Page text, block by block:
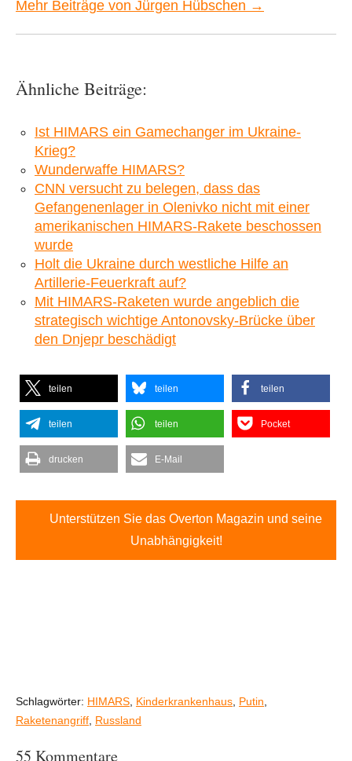
Mehr Beiträge von Jürgen Hübschen →
Ähnliche Beiträge:
Ist HIMARS ein Gamechanger im Ukraine-
Krieg?
Wunderwaffe HIMARS?
CNN versucht zu belegen, dass das
Gefangenenlager in Olenivko nicht mit einer
amerikanischen HIMARS-Rakete beschossen
wurde
Holt die Ukraine durch westliche Hilfe an
Artillerie-Feuerkraft auf?
Mit HIMARS-Raketen wurde angeblich die
strategisch wichtige Antonovsky-Brücke über
den Dnjepr beschädigt
teilen teilen teilen
teilen teilen Pocket
drucken E-Mail
Unterstützen Sie das Overton Magazin und seine
Unabhängigkeit!
Schlagwörter: HIMARS, Kinderkrankenhaus, Putin,
Raketenangriff, Russland
55 Kommentare